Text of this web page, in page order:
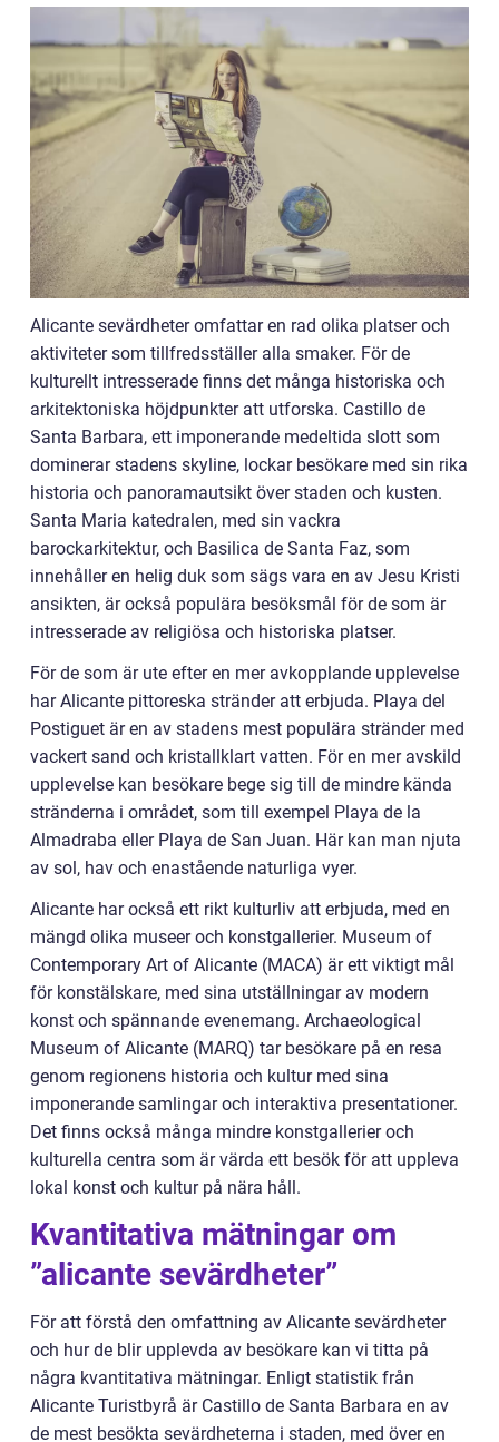
Alicante sevärdheter omfattar en rad olika platser och
aktiviteter som tillfredsställer alla smaker. För de
kulturellt intresserade finns det många historiska och
arkitektoniska höjdpunkter att utforska. Castillo de
Santa Barbara, ett imponerande medeltida slott som
dominerar stadens skyline, lockar besökare med sin rika
historia och panoramautsikt över staden och kusten.
Santa Maria katedralen, med sin vackra
barockarkitektur, och Basilica de Santa Faz, som
innehåller en helig duk som sägs vara en av Jesu Kristi
ansikten, är också populära besöksmål för de som är
intresserade av religiösa och historiska platser.
För de som är ute efter en mer avkopplande upplevelse
har Alicante pittoreska stränder att erbjuda. Playa del
Postiguet är en av stadens mest populära stränder med
vackert sand och kristallklart vatten. För en mer avskild
upplevelse kan besökare bege sig till de mindre kända
stränderna i området, som till exempel Playa de la
Almadraba eller Playa de San Juan. Här kan man njuta
av sol, hav och enastående naturliga vyer.
Alicante har också ett rikt kulturliv att erbjuda, med en
mängd olika museer och konstgallerier. Museum of
Contemporary Art of Alicante (MACA) är ett viktigt mål
för konstälskare, med sina utställningar av modern
konst och spännande evenemang. Archaeological
Museum of Alicante (MARQ) tar besökare på en resa
genom regionens historia och kultur med sina
imponerande samlingar och interaktiva presentationer.
Det finns också många mindre konstgallerier och
kulturella centra som är värda ett besök för att uppleva
lokal konst och kultur på nära håll.
Kvantitativa mätningar om
”alicante sevärdheter”
För att förstå den omfattning av Alicante sevärdheter
och hur de blir upplevda av besökare kan vi titta på
några kvantitativa mätningar. Enligt statistik från
Alicante Turistbyrå är Castillo de Santa Barbara en av
de mest besökta sevärdheterna i staden, med över en